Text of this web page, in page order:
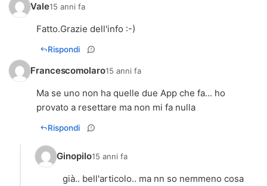
Vale15 anni fa
Fatto.Grazie dell'info :-)
Rispondi
Francescomolaro15 anni fa
Ma se uno non ha quelle due App che fa... ho
provato a resettare ma non mi fa nulla
Rispondi
Ginopilo15 anni fa
già.. bell'articolo.. ma nn so nemmeno cosa